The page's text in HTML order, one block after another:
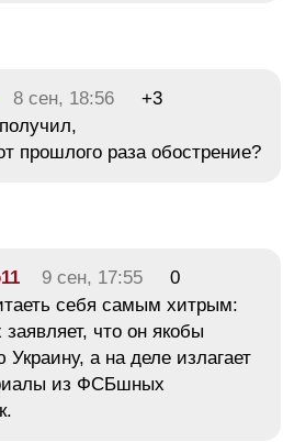
8 сен, 18:56
+3
прошлого раза обострение?
9 сен, 17:55
0
себя самым хитрым:
заявляет, что он якобы
Украину, а на деле излагает
из ФСБшных